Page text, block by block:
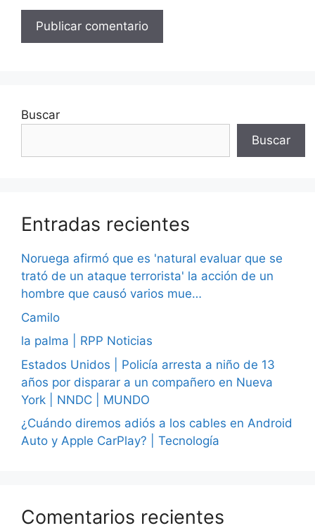
Buscar
Buscar
Entradas recientes
Noruega afirmó que es 'natural evaluar que se
trató de un ataque terrorista' la acción de un
hombre que causó varios mue…
Camilo
la palma | RPP Noticias
Estados Unidos | Policía arresta a niño de 13
años por disparar a un compañero en Nueva
York | NNDC | MUNDO
¿Cuándo diremos adiós a los cables en Android
Auto y Apple CarPlay? | Tecnología
Comentarios recientes